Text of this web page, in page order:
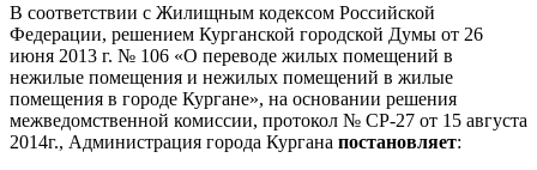
В соответствии с Жилищным кодексом Российской
Федерации, решением Курганской городской Думы от 26
июня 2013 г. № 106 «О переводе жилых помещений в
нежилые помещения и нежилых помещений в жилые
помещения в городе Кургане», на основании решения
межведомственной комиссии, протокол № СР-27 от 15 августа
2014г., Администрация города Кургана постановляет: